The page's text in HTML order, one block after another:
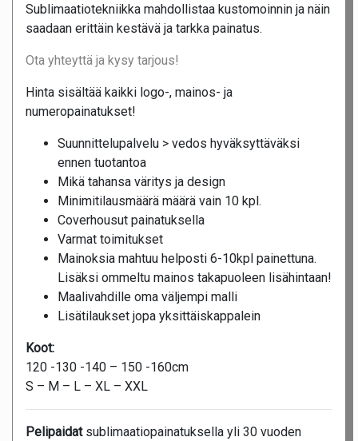
Sublimaatiotekniikka mahdollistaa kustomoinnin ja näin
saadaan erittäin kestävä ja tarkka painatus.
Ota yhteyttä ja kysy tarjous!
Hinta sisältää kaikki logo-, mainos- ja
numeropainatukset!
Suunnittelupalvelu > vedos hyväksyttäväksi
ennen tuotantoa
Mikä tahansa väritys ja design
Minimitilausmäärä määrä vain 10 kpl.
Coverhousut painatuksella
Varmat toimitukset
Mainoksia mahtuu helposti 6-10kpl painettuna.
Lisäksi ommeltu mainos takapuoleen lisähintaan!
Maalivahdille oma väljempi malli
Lisätilaukset jopa yksittäiskappalein
Koot:
120 -130 -140 – 150 -160cm
S – M – L – XL – XXL
Pelipaidatsublimaatiopainatuksella yli 30 vuoden